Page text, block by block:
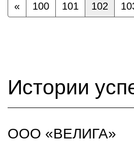
« 100 101 102
Истории
ООО «ВЕЛИГА»